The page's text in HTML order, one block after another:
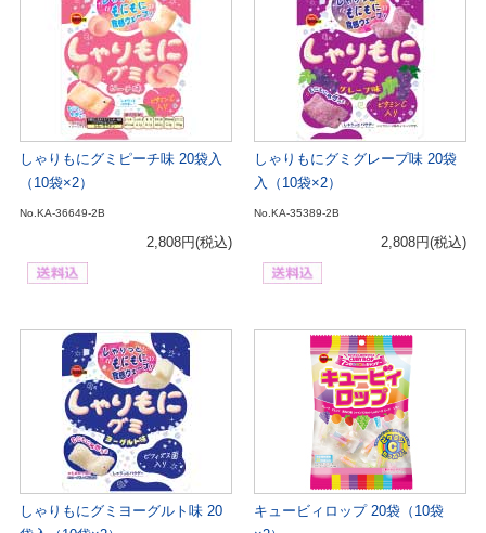
しゃりもにグミピーチ味 20袋入
（10袋×2）
No.KA-36649-2B
2,808円(税込)
しゃりもにグミグレープ味 20袋
入（10袋×2）
No.KA-35389-2B
2,808円(税込)
しゃりもにグミヨーグルト味 20
キュービィロップ 20袋（10袋